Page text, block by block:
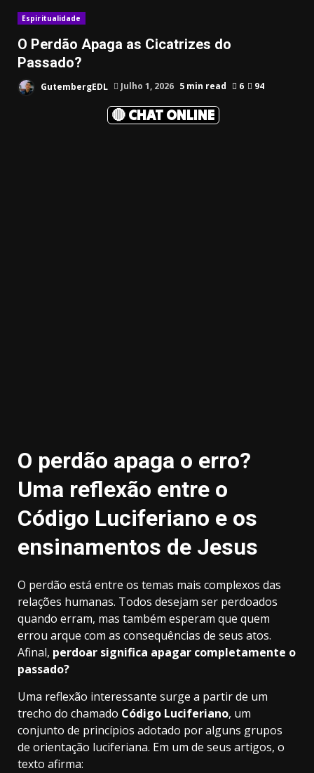
🔴 CHAT ONLINE
Espiritualidade
O Perdão Apaga as Cicatrizes do
Passado?
GutembergEDL Julho 1, 2026 5 min read 6 94
O perdão apaga o erro?
Uma reflexão entre o
Código Luciferiano e os
ensinamentos de Jesus
O perdão está entre os temas mais complexos das
relações humanas. Todos desejam ser perdoados
quando erram, mas também esperam que quem
errou arque com as consequências de seus atos.
Afinal, perdoar significa apagar completamente o
passado?
Uma reflexão interessante surge a partir de um
trecho do chamado Código Luciferiano, um
conjunto de princípios adotado por alguns grupos
de orientação luciferiana. Em um de seus artigos, o
texto afirma: